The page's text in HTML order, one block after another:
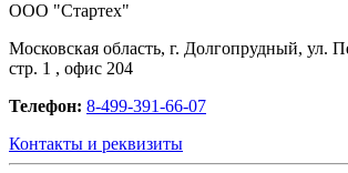
OOO "Стартех"
Московская область, г. Долгопрудный, ул.
стр. 1 , офис 204
Телефон: 8-499-391-66-07
Контакты и реквизиты